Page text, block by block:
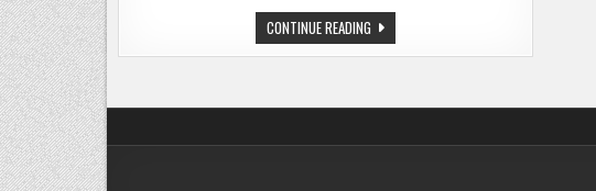
API
CONTINUE READINGMENGENAL
PT
KAI:
PERAN
DALAM